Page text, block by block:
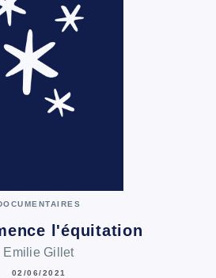
l'équitation
Emilie Gillet
02/06/2021